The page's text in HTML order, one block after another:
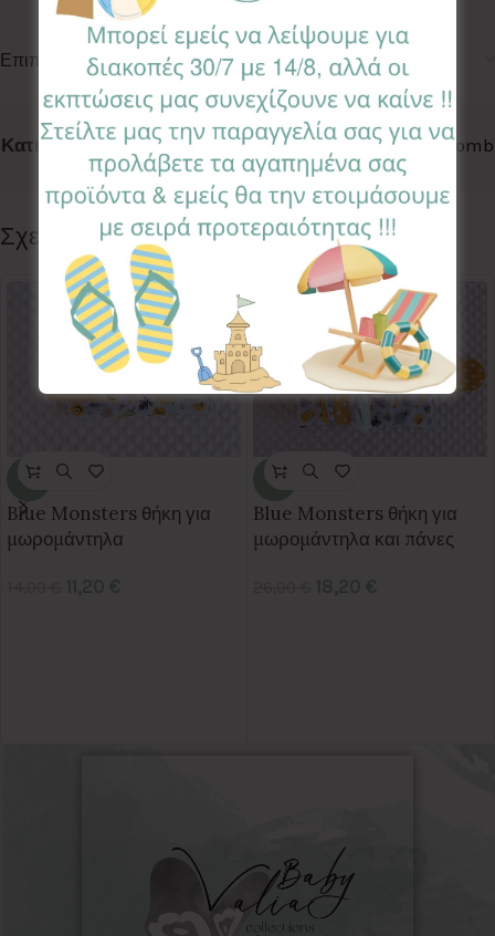
Επιπλέον πληροφορίες
Κωδικός προϊόντος:BMB-17
Κατηγορίες: BATH BOMBS, BATH TIMEΕτικέτα: Bath Bomb
Follow:
Σχετικά προϊόντα
-20%
Blue Monsters θήκη για
μωρομάντηλα
-30%
Blue Monsters θήκη για
μωρομάντηλα και πάνες